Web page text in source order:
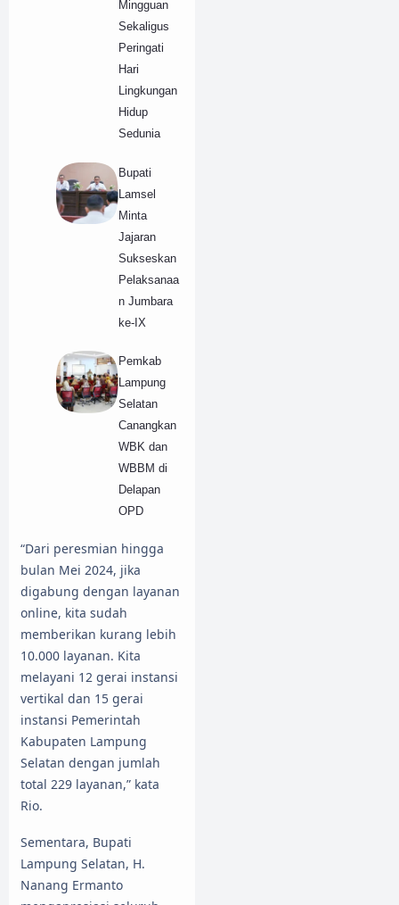
Mingguan
Sekaligus
Peringati
Hari
Lingkungan
Hidup
Sedunia
Bupati
Lamsel
Minta
Jajaran
Sukseskan
Pelaksanaa
n Jumbara
ke-IX
Pemkab
Lampung
Selatan
Canangkan
WBK dan
WBBM di
Delapan
OPD
“Dari peresmian hingga
bulan Mei 2024, jika
digabung dengan layanan
online, kita sudah
memberikan kurang lebih
10.000 layanan. Kita
melayani 12 gerai instansi
vertikal dan 15 gerai
instansi Pemerintah
Kabupaten Lampung
Selatan dengan jumlah
total 229 layanan,” kata
Rio.
Sementara, Bupati
Lampung Selatan, H.
Nanang Ermanto